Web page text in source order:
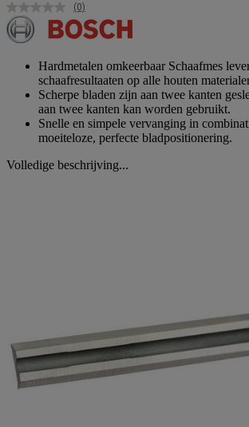
Geen
scorewaarde.
Dezelfde
(0)
Hardmetalen omkeerbaar Schaafmes
schaafresultaaten op alle houten
Scherpe bladen zijn aan twee kanten
aan twee kanten kan worden gebruikt.
Snelle en simpele vervanging in
moeiteloze, perfecte bladpositionering.
Volledige beschrijving...